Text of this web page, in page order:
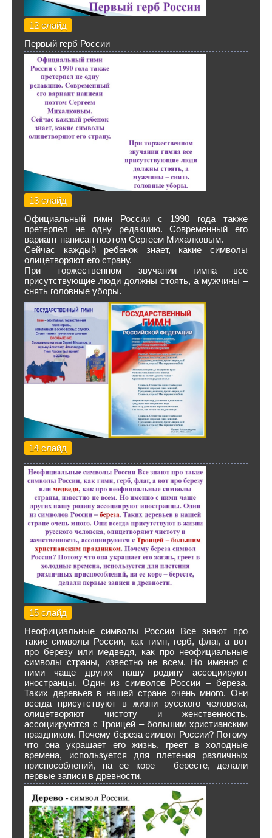
12 слайд
Первый герб России
13 слайд
Официальный гимн России с 1990 года также
претерпел не одну редакцию. Современный его
вариант написан поэтом Сергеем Михалковым.
Сейчас каждый ребенок знает, какие символы
олицетворяют его страну.
При торжественном звучании гимна все
присутствующие люди должны стоять, а мужчины –
снять головные уборы.
14 слайд
15 слайд
Неофициальные символы России Все знают про
такие символы России, как гимн, герб, флаг, а вот
про березу или медведя, как про неофициальные
символы страны, известно не всем. Но именно с
ними чаще других нашу родину ассоциируют
иностранцы. Один из символов России – береза.
Таких деревьев в нашей стране очень много. Они
всегда присутствуют в жизни русского человека,
олицетворяют чистоту и женственность,
ассоциируются с Троицей – большим христианским
праздником. Почему береза символ России? Потому
что она украшает его жизнь, греет в холодные
времена, используется для плетения различных
приспособлений, на ее коре – бересте, делали
первые записи в древности.